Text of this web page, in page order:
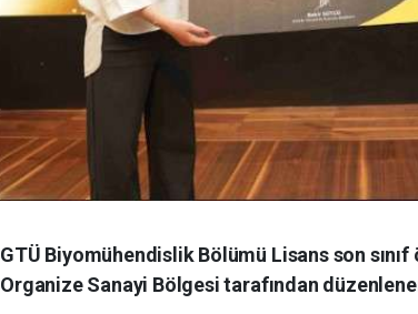
GTÜ Biyomühendislik Bölümü Lisans son
Organize Sanayi Bölgesi tarafından